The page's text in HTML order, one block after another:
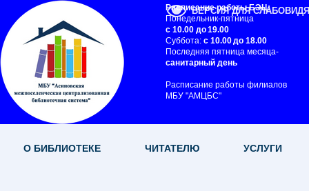
Расписание работы БЭЦ:
Понедельник-пятница
с 10.00 до 19.00
Суббота: с 10.00 до 18.00
Последняя пятница месяца-
санитарный день
Расписание работы филиалов
МБУ "АМЦБС"
ВЕРСИЯ ДЛЯ
О БИБЛИОТЕКЕ ЧИТАТЕЛЮ УСЛУГИ